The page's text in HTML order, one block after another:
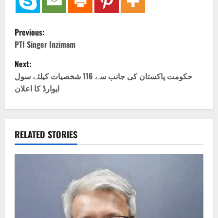
P
o
s
t
n
a
v
Previous:
PTI Singer Inzimam
Next:
حکومت پاکستان کی جانب سے 116 شخصیات کیلئے سول
ایوارڈ کا اعلان
RELATED STORIES